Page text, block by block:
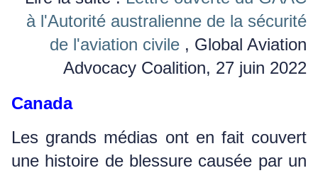
à l'Autorité australienne de la sécurité
de l'aviation civile , Global Aviation
Advocacy Coalition, 27 juin 2022
Canada
Les grands médias ont en fait couvert
une histoire de blessure causée par un